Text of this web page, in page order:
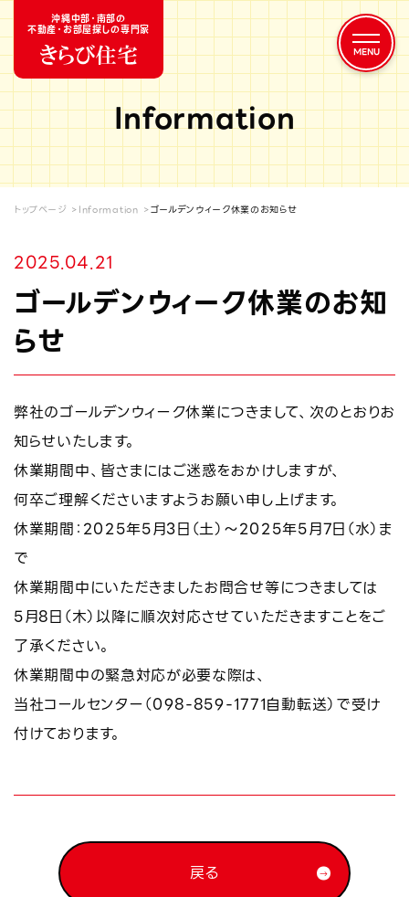
沖縄中部・南部の
不動産・お部屋探しの専門家
Information
トップページ Information ゴールデンウィーク休業のお知らせ
2025.04.21
ゴールデンウィーク休業のお知
らせ
弊社のゴールデンウィーク休業につきまして、次のとおりお
知らせいたします。
休業期間中、皆さまにはご迷惑をおかけしますが、
何卒ご理解くださいますようお願い申し上げます。
休業期間：2025年5月3日（土）～2025年5月7日（水）ま
で
休業期間中にいただきましたお問合せ等につきましては
5月8日（木）以降に順次対応させていただきますことをご
了承ください。
休業期間中の緊急対応が必要な際は、
当社コールセンター（098-859-1771自動転送）で受け
付けております。
戻る